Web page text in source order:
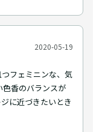
2020-05-19
フェミニンな、気
色香のバランスが
に近づきたいとき